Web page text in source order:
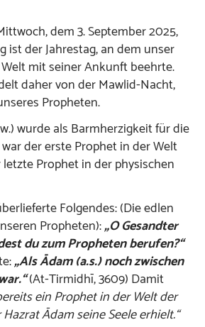
dem 3. September 2025,
ist der Jahrestag, an dem unser
Welt mit seiner Ankunft beehrte.
daher von der Mawlid-Nacht,
Propheten.
wurde als Barmherzigkeit für die
der erste Prophet in der Welt
Prophet in der physischen
Folgendes: (Die edlen
Propheten):„O Gesandter
du zum Propheten berufen?“
„Als Ādam (a.s.) noch zwischen
(At-Tirmidhī, 3609) Damit
ein Prophet in der Welt der
Ādam seine Seele erhielt.“